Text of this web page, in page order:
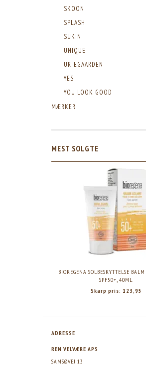
SKOON
SPLASH
SUKIN
UNIQUE
URTEGAARDEN
YES
YOU LOOK GOOD
MÆRKER
MEST SOLGTE
BIOREGENA SOLBESKYTTELSE
SPF50+, 40ML.
Skarp pris: 123,95
ADRESSE
REN VELVÆRE APS
SAMSØVEJ 13